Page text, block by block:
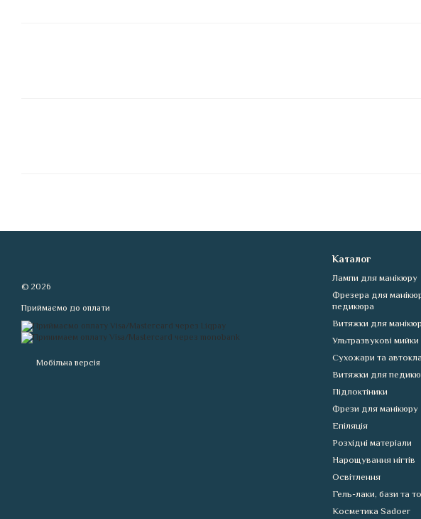
© 2026
Приймаємо до оплати
Мобільна версія
Каталог
Лампи для манікюру
Фрезера для
педикюра
Витяжки для
Ультразвукові мийки
Сухожари та
Витяжки для
Підлоктіники
Фрези для манікюру
Епіляція
Розхідні матеріали
Нарощування нігтів
Освітлення
Гель-лаки, бази та
Косметика Sadoer